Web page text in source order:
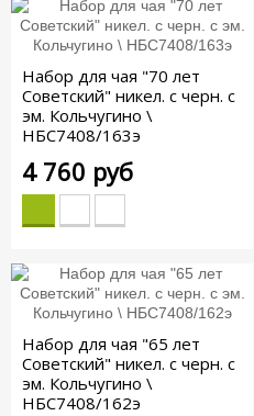
Набор для чая "70 лет
Советский" никел. с черн. с
эм. Кольчугино \
НБС7408/163э
4 760 руб
Набор для чая "65 лет
Советский" никел. с черн. с
эм. Кольчугино \
НБС7408/162э